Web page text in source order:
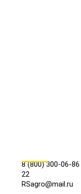
8 (800) 300-06-86
22
RSagro@mail.ru